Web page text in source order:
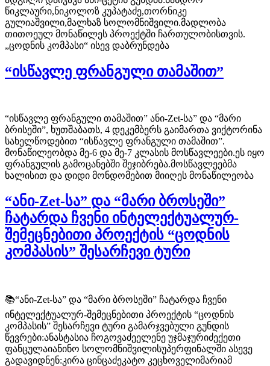
წიკლაური,ნიკოლოზ კუპატაძე,თორნიკე
გულიაშვილი,მალხაზ სოლომნიშვილი.მადლობა
თითოეულ მონაწილეს პროექტში ჩართულობისთვის.
„ცოდნის კომპასი“ ისევ დაბრუნდება
“ისწავლე ფრანგული თამაშით”
“ისწავლე ფრანგული თამაშით” ანი-Zet-სა” და “მარი
ბრისეში”, ხუთშაბათს, 4 დეკემბერს გაიმართა ვიქტორინა
სახელწოდებით “ისწავლე ფრანგული თამაშით”.
მონაწილეობდა მე-6 და მე-7 კლასის მოსწავლეები.ეს იყო
ფრანგულის გამოცანებში შეჯიბრება.მოსწავლეებმა
ხალისით და დიდი მონდომებით მიიღეს მონაწილეობა
“ანი-Zet-სა” და “მარი ბროსეში”
ჩატარდა ჩვენი ინტელექტუალურ-
შემეცნებითი პროექტის “ცოდნის
კომპასის” შესარჩევი ტური
📚“ანი-Zet-სა” და “მარი ბროსეში” ჩატარდა ჩვენი
ინტელექტუალურ-შემეცნებითი პროექტის “ცოდნის
კომპასის” შესარჩევი ტური გამარჯვებული გუნდის
წევრები:ანასტასია ჩოგოვაძეელენე უჯმაჯურიძექეთი
ფანცულაიანინო სოლომნიშვილისუპერფინალში ასევე
გადავიდნენ:კირა ცინცაძეკატო კეცხოველიმარიამ